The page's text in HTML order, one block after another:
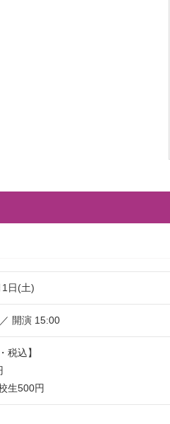
日(土)
開演 15:00
税込】
生500円